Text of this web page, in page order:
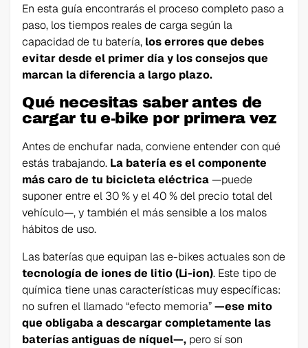
En esta guía encontrarás el proceso completo paso a
paso, los tiempos reales de carga según la
capacidad de tu batería, los errores que debes
evitar desde el primer día y los consejos que
marcan la diferencia a largo plazo.
Qué necesitas saber antes de
cargar tu e-bike por primera vez
Antes de enchufar nada, conviene entender con qué
estás trabajando. La batería es el componente
más caro de tu bicicleta eléctrica—puede
suponer entre el 30 % y el 40 % del precio total del
vehículo—, y también el más sensible a los malos
hábitos de uso.
Las baterías que equipan las e-bikes actuales son de
tecnología de iones de litio (Li-ion). Este tipo de
química tiene unas características muy específicas:
no sufren el llamado “efecto memoria”—ese mito
que obligaba a descargar completamente las
baterías antiguas de níquel—, pero sí son